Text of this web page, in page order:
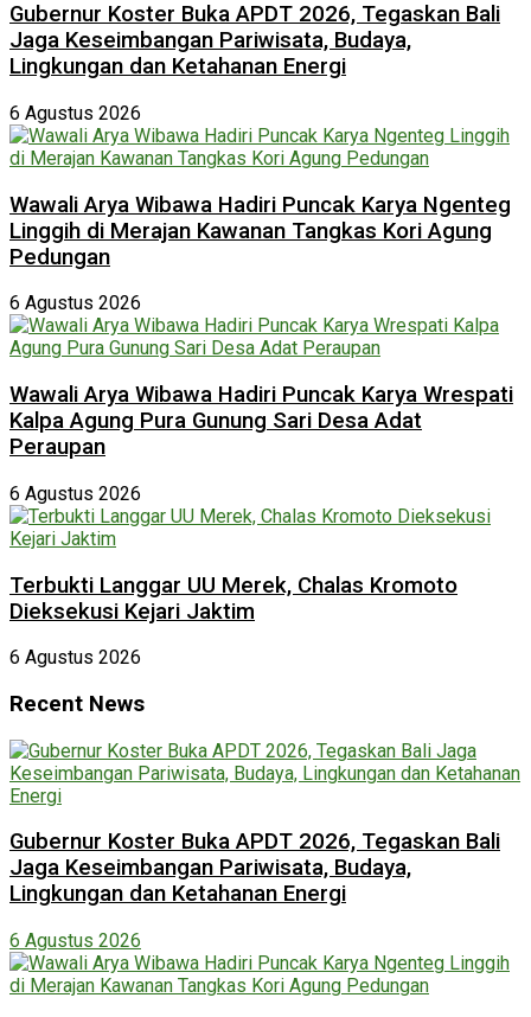
Gubernur Koster Buka APDT 2026, Tegaskan Bali
Jaga Keseimbangan Pariwisata, Budaya,
Lingkungan dan Ketahanan Energi
6 Agustus 2026
Wawali Arya Wibawa Hadiri Puncak Karya Ngenteg
Linggih di Merajan Kawanan Tangkas Kori Agung
Pedungan
6 Agustus 2026
Wawali Arya Wibawa Hadiri Puncak Karya Wrespati
Kalpa Agung Pura Gunung Sari Desa Adat
Peraupan
6 Agustus 2026
Terbukti Langgar UU Merek, Chalas Kromoto
Dieksekusi Kejari Jaktim
6 Agustus 2026
Recent News
Gubernur Koster Buka APDT 2026, Tegaskan Bali
Jaga Keseimbangan Pariwisata, Budaya,
Lingkungan dan Ketahanan Energi
6 Agustus 2026